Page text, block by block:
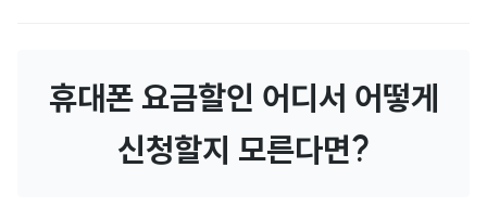
휴대폰 요금할인 어디서 어떻게
신청할지 모른다면?